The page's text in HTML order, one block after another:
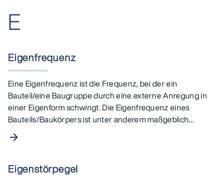
E
Eigenfrequenz
Eine Eigenfrequenz ist die Frequenz, bei der ein
Bauteil/eine Baugruppe durch eine externe Anregung in
einer Eigenform schwingt. Die Eigenfrequenz eines
Bauteils/Baukörpers ist unter anderem maßgeblich
abhängig von…
arrow_forward
Eigenstörpegel